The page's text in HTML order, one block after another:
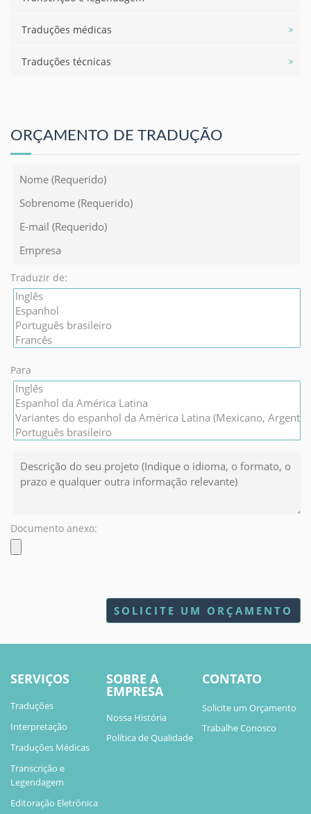
Traduções médicas
Traduções técnicas
ORÇAMENTO DE TRADUÇÃO
Traduzir de:
Para
Documento anexo:
SERVIÇOS
Traduções
Interpretação
Traduções Médicas
Transcrição e
Legendagem
Editoração Eletrônica
SOBRE A
EMPRESA
Nossa História
Política de Qualidade
CONTATO
Solicite um Orçamento
Trabalhe Conosco